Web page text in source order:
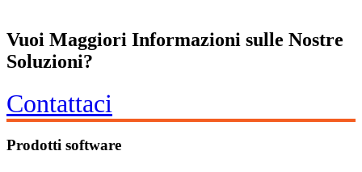
Vuoi Maggiori Informazioni sulle Nostre
Soluzioni?
Contattaci
Prodotti software